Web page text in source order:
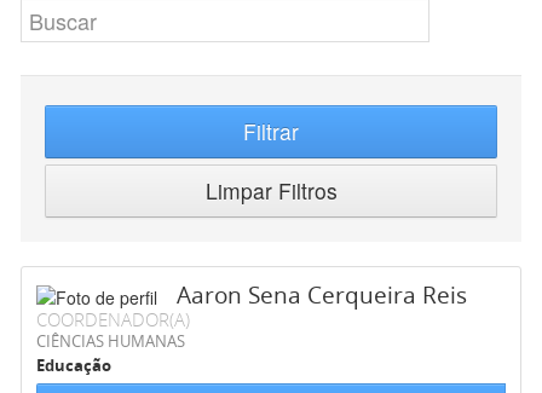
Filtrar
Limpar Filtros
Aaron Sena Cerqueira Reis
COORDENADOR(A)
CIÊNCIAS HUMANAS
Educação